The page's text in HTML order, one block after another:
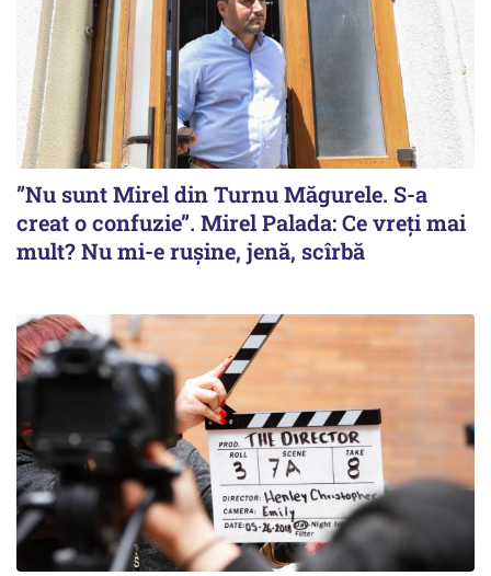
”Nu sunt Mirel din Turnu Măgurele. S-a
creat o confuzie”. Mirel Palada: Ce vreți mai
mult? Nu mi-e rușine, jenă, scîrbă